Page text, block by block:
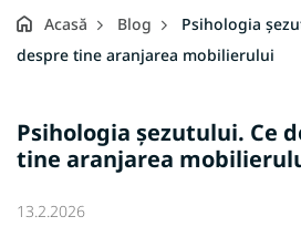
Acasă Blog
Psihologia
despre tine aranjarea mobilierului
Psihologia șezutului. Ce
tine aranjarea
13.2.2026